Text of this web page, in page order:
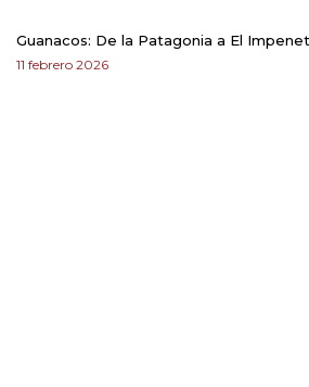
Guanacos: De la Patagonia a El
11 febrero 2026